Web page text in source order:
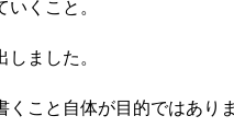
いくこと。
しました。
くこと自体が目的ではあり